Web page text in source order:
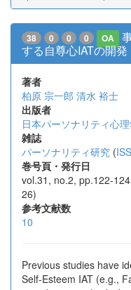
38 0 0 0 OA
する自尊心IATの開発
著者
柏原 宗一郎 清水 裕士
出版者
日本パーソナリティ心
雑誌
パーソナリティ研究 (
巻号頁・発行日
vol.31, no.2, pp.122-
26)
参考文献数
10
Previous studies have
Self-Esteem IAT (e.g.,